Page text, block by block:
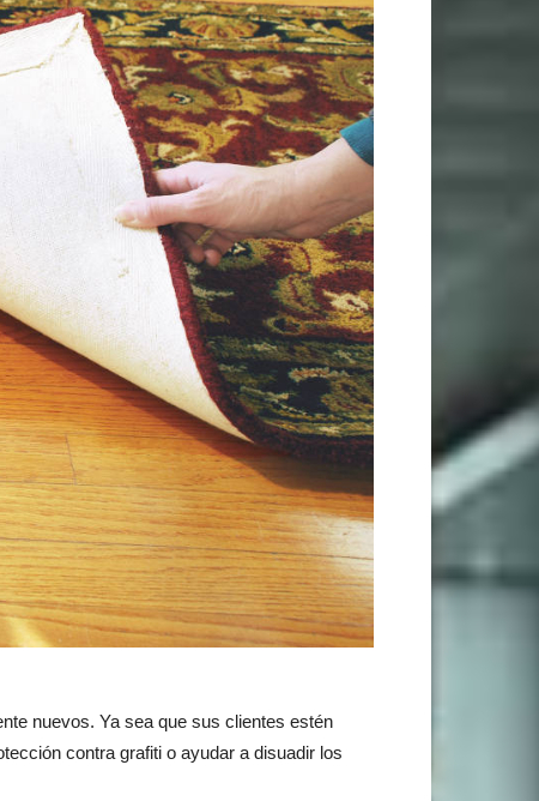
nuevos. Ya sea que sus clientes estén
contra grafiti o ayudar a disuadir los